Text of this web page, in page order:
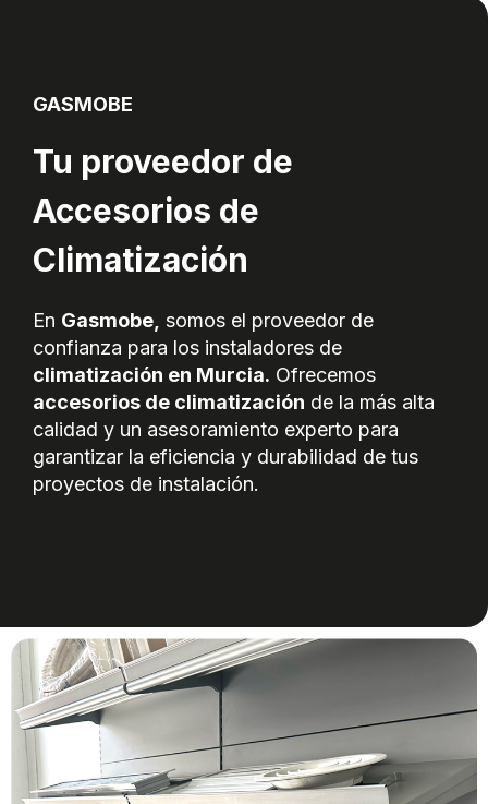
GASMOBE
Tu proveedor de
Accesorios de
Climatización
En Gasmobe, somos el proveedor de
confianza para los instaladores de
climatización en Murcia. Ofrecemos
accesorios de climatización de la más alta
calidad y un asesoramiento experto para
garantizar la eficiencia y durabilidad de tus
proyectos de instalación.